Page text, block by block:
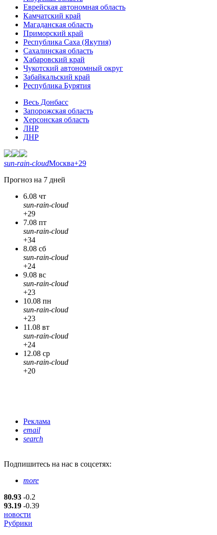
Еврейская автономная область
Камчатский край
Магаданская область
Приморский край
Республика Саха (Якутия)
Сахалинская область
Хабаровский край
Чукотский автономный округ
Забайкальский край
Республика Бурятия
Весь Донбасс
Запорожская область
Херсонская область
ЛНР
ДНР
sun-rain-cloudМосква+29
Прогноз на 7 дней
6.08 чт
sun-rain-cloud
+29
7.08 пт
sun-rain-cloud
+34
8.08 сб
sun-rain-cloud
+24
9.08 вс
sun-rain-cloud
+23
10.08 пн
sun-rain-cloud
+23
11.08 вт
sun-rain-cloud
+24
12.08 ср
sun-rain-cloud
+20
Реклама
email
search
Подпишитесь на нас в соцсетях:
more
80.93 -0.2
93.19 -0.39
новости
Рубрики